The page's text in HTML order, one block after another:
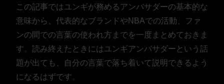
この記事ではユンギが務めるアンバサダーの基本的な
意味から、代表的なブランドやNBAでの活動、ファ
ンの間での言葉の使われ方までを一度まとめておきま
す。読み終えたときにはユンギアンバサダーという話
題が出ても、自分の言葉で落ち着いて説明できるよう
になるはずです。